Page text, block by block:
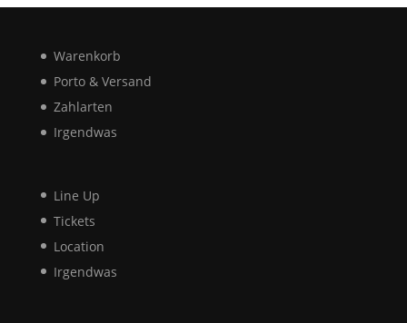
Warenkorb
Porto & Versand
Zahlarten
Irgendwas
Line Up
Tickets
Location
Irgendwas